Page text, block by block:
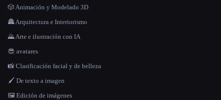
🎲 Animación y Modelado 3D
🏯 Arquitectura e Interiorismo
🌄 Arte e ilustración con IA
😎 avatares
📸 Clasificación facial y de belleza
🖌️ De texto a imagen
🖼️ Edición de imágenes